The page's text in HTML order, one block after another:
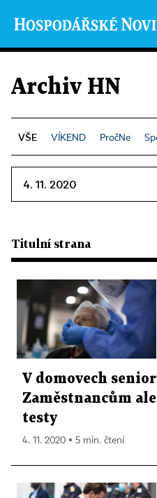
Archiv HN
VÍKEND PročNe
4. 11. 2020
Titulní strana
V domovech
Zaměstnancům
testy
4. 11. 2020 ▪ 5 min. čtení